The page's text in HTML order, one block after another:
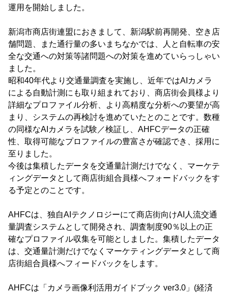
運用を開始しました。
新潟市商店街連盟におきまして、新潟駅前再開発、空き店
舗問題、また通行量の多いまちなかでは、人と自転車の安
全な交通への対策等諸問題への対策を進めていらっしゃい
ました。
昭和40年代より交通量調査を実施し、近年ではAIカメラ
による自動計測にも取り組まれており、商店街会員様より
詳細なプロファイル分析、より高精度な分析への要望が高
まり、システムの再検討を進めていたとのことです。数種
の同様なAIカメラを試験／検証し、AHFCデータの正確
性、取得可能なプロファイルの豊富さが確認でき、採用に
至りました。
今後は集積したデータを交通量計測だけでなく、マーケテ
ィングデータとして商店街組合員様へフォードバックをす
る予定とのことです。
AHFCは、独自AIテクノロジーにて商店街向けAI人流交通
量調査システムとして開発され、調査制度90％以上の正
確なプロファイル収集を可能としました。集積したデータ
は、交通量計測だけでなくマーケティングデータとして商
店街組合員様へフィードバックをします。
AHFCは「カメラ画像利活用ガイドブック ver3.0」(経済